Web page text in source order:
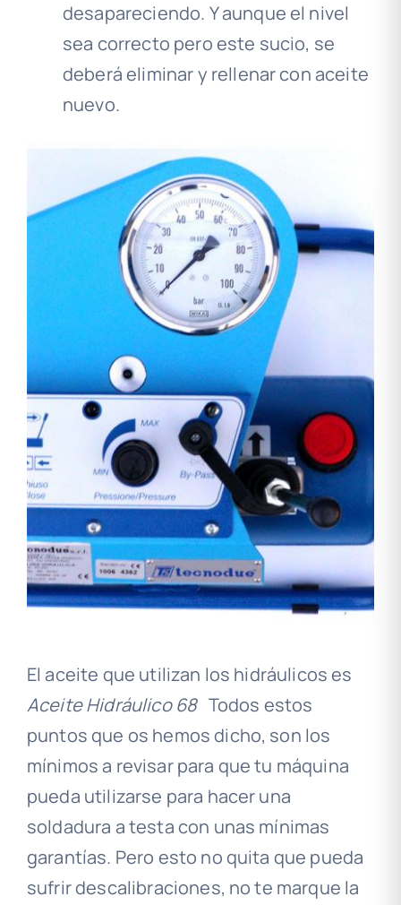
desapareciendo. Y aunque el nivel
sea correcto pero este sucio, se
deberá eliminar y rellenar con aceite
nuevo.
El aceite que utilizan los hidráulicos es
Aceite Hidráulico 68Todos estos
puntos que os hemos dicho, son los
mínimos a revisar para que tu máquina
pueda utilizarse para hacer una
soldadura a testa con unas mínimas
garantías. Pero esto no quita que pueda
sufrir descalibraciones, no te marque la